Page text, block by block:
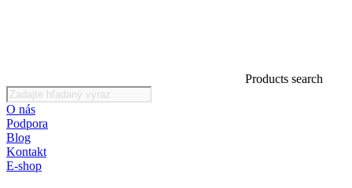
Products search
O nás
Podpora
Blog
Kontakt
E-shop